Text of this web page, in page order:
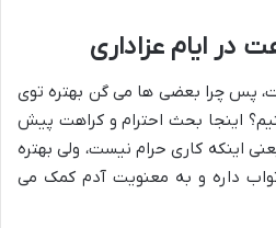
در ایام عزاداری
پس چرا بعضی ها می گن بهتره توی
اینجا بحث احترام و کراهت پیش
اینکه کاری حرام نیست، ولی بهتره
داره و به معنویت آدم کمک می